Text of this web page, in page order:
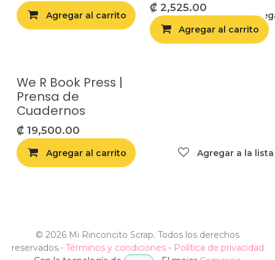
Agregar al carrito Compara
₡ 2,525.00
Agregar al carrito
We R Book Press |
Prensa de
Cuadernos
₡ 19,500.00
Agregar al carrito Agregar a la
© 2026 Mi Rinconcito Scrap. Todos los derechos
reservados.- Términos y condiciones- Política de privacidad